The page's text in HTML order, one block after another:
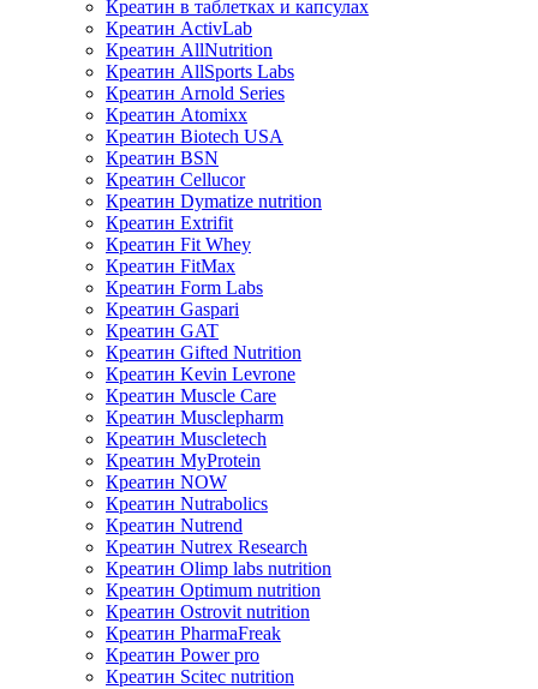
Креатин в таблетках и капсулах
Креатин ActivLab
Креатин AllNutrition
Креатин AllSports Labs
Креатин Arnold Series
Креатин Atomixx
Креатин Biotech USA
Креатин BSN
Креатин Cellucor
Креатин Dymatize nutrition
Креатин Extrifit
Креатин Fit Whey
Креатин FitMax
Креатин Form Labs
Креатин Gaspari
Креатин GAT
Креатин Gifted Nutrition
Креатин Kevin Levrone
Креатин Muscle Care
Креатин Musclepharm
Креатин Muscletech
Креатин MyProtein
Креатин NOW
Креатин Nutrabolics
Креатин Nutrend
Креатин Nutrex Research
Креатин Olimp labs nutrition
Креатин Optimum nutrition
Креатин Ostrovit nutrition
Креатин PharmaFreak
Креатин Power pro
Креатин Scitec nutrition